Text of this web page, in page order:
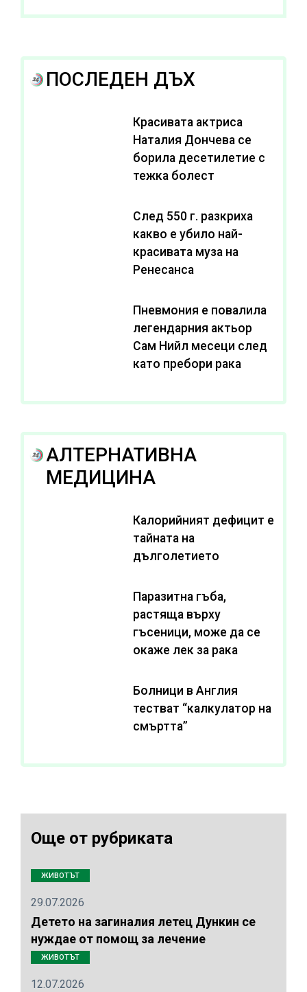
ПОСЛЕДЕН ДЪХ
Красивата актриса
Наталия Дончева се
борила десетилетие с
тежка болест
След 550 г. разкриха
какво е убило най-
красивата муза на
Ренесанса
Пневмония е повалила
легендарния актьор
Сам Нийл месеци след
като пребори рака
АЛТЕРНАТИВНА
МЕДИЦИНА
Калорийният дефицит е
тайната на
дълголетието
Паразитна гъба,
растяща върху
гъсеници, може да се
окаже лек за рака
Болници в Англия
тестват “калкулатор на
смъртта”
Още от рубриката
ЖИВОТЪТ
29.07.2026
Детето на загиналия летец Дункин се
нуждае от помощ за лечение
ЖИВОТЪТ
12.07.2026